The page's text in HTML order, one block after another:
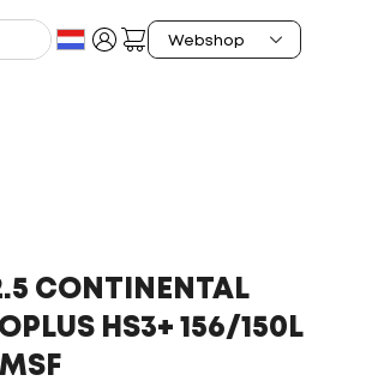
CONTINENTAL
HS3+ 156/150L